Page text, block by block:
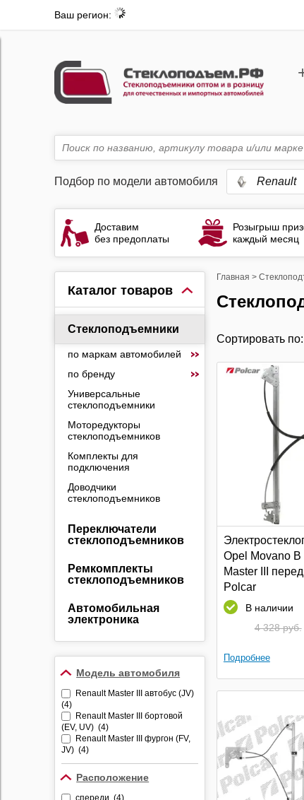
Ваш регион:
Подбор по модели автомобиля Renault
Доставим
без предоплаты
Розыгрыш
каждый месяц
Каталог товаров
Стеклоподъемники
по маркам автомобилей
по бренду
Универсальные
стеклоподъемники
Моторедукторы
стеклоподъемников
Комплекты для
подключения
Доводчики
стеклоподъемников
Переключатели
стеклоподъемников
Ремкомплекты
стеклоподъемников
Автомобильная
электроника
Противоугонные
устройства
Видеорегистраторы
Радар-детекторы
Комбо-устройства
Парктроники
Алкотестеры
Держатели
видеорегистраторов и
радар-детекторов
Модель автомобиля
Renault Master III автобус (JV)
(4)
Renault Master III бортовой
(EV, UV) (4)
Renault Master III фургон (FV,
JV) (4)
Расположение
спереди (4)
Главная >
Сортировать по:
Opel Movano
Master III
Polcar
В наличии
4 328 руб.
Подробнее